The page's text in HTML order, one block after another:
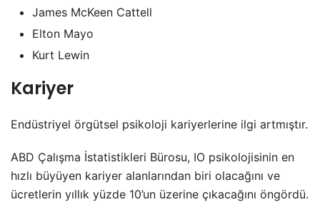
James McKeen Cattell
Elton Mayo
Kurt Lewin
Kariyer
Endüstriyel örgütsel psikoloji kariyerlerine ilgi artmıştır.
ABD Çalışma İstatistikleri Bürosu, IO psikolojisinin en
hızlı büyüyen kariyer alanlarından biri olacağını ve
ücretlerin yıllık yüzde 10’un üzerine çıkacağını öngördü.